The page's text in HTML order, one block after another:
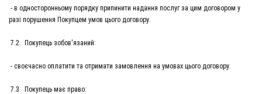
- в односторонньому порядку припинити надання послуг за цим договором у
разі порушення Покупцем умов цього договору.
7.2. Покупець зобов'язаний:
- своєчасно оплатити та отримати замовлення на умовах цього договору.
7.3. Покупець має право: